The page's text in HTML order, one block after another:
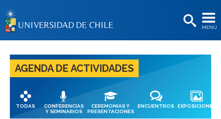
MENÚ
BIBLIOTECAS
Postulantes
Estudiantes
Académicas/os
AGENDA DE ACTIVIDADES
TODAS
CONFERENCIAS
Y SEMINARIOS
CEREMONIAS Y
PRESENTACIONES
ENCUENTROS EXPOSICIONES